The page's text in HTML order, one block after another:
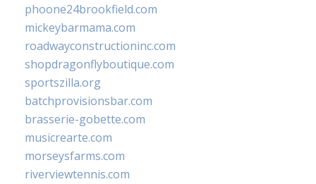
phoone24brookfield.com
mickeybarmama.com
roadwayconstructioninc.com
shopdragonflyboutique.com
sportszilla.org
batchprovisionsbar.com
brasserie-gobette.com
musicrearte.com
morseysfarms.com
riverviewtennis.com